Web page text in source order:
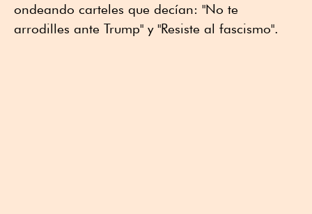
ondeando carteles que decían: "No te
arrodilles ante Trump" y "Resiste al fascismo".